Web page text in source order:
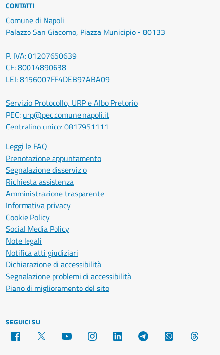
CONTATTI
Comune di Napoli
Palazzo San Giacomo, Piazza Municipio - 80133
P. IVA: 01207650639
CF: 80014890638
LEI: 8156007FF4DEB97ABA09
Servizio Protocollo, URP e Albo Pretorio
PEC: urp@pec.comune.napoli.it
Centralino unico:0817951111
Leggi le FAQ
Prenotazione appuntamento
Segnalazione disservizio
Richiesta assistenza
Amministrazione trasparente
Informativa privacy
Cookie Policy
Social Media Policy
Note legali
Notifica atti giudiziari
Dichiarazione di accessibilità
Segnalazione problemi di accessibilità
Piano di miglioramento del sito
SEGUICI SU
Facebook YouTube Instagram LinkedIn Telegram WhatsApp